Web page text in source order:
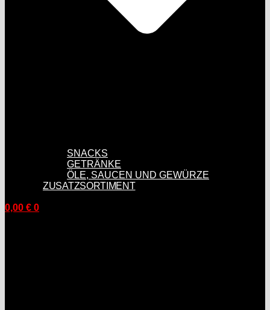
SNACKS
GETRÄNKE
ÖLE, SAUCEN UND GEWÜRZE
ZUSATZSORTIMENT
0,00 € 0